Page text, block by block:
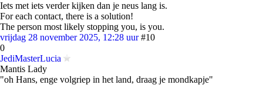
Iets met iets verder kijken dan je neus lang is.
For each contact, there is a solution!
The person most likely stopping you, is you.
vrijdag 28 november 2025, 12:28 uur #10
0
JediMasterLucia
Mantis Lady
"oh Hans, enge volgriep in het land, draag je mondkapje"